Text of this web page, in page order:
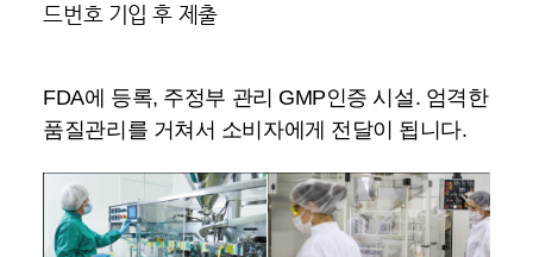
드번호 기입 후 제출
FDA에 등록, 주정부 관리 GMP인증 시설. 엄격한
품질관리를 거쳐서 소비자에게 전달이 됩니다.